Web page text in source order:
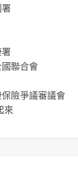
聯合會
險爭議審議會
來